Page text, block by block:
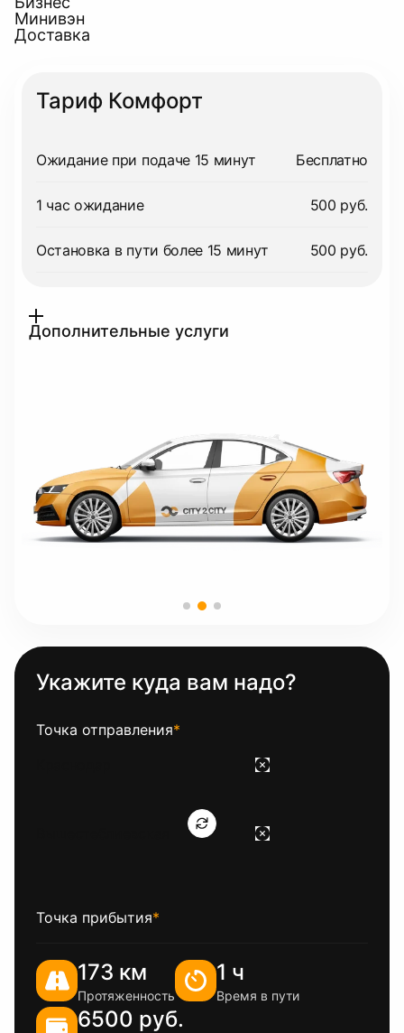
Минивэн
Доставка
Тариф Комфорт
Ожидание при подаче 15 минут Бесплатно
1 час ожидание 500 руб.
Остановка в пути более 15 минут 500 руб.
Дополнительные услуги
Укажите куда вам надо?
Точка отправления*
Точка прибытия*
173 км
Протяженность
1 ч
Время в пути
6500 руб.